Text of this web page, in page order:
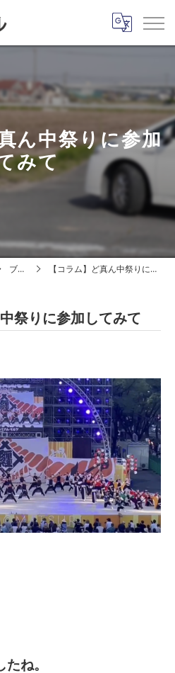
ん中祭りに参加
みて
ブログ 【コラム】ど真ん中祭りに参加してみて
祭りに参加してみて
たね。